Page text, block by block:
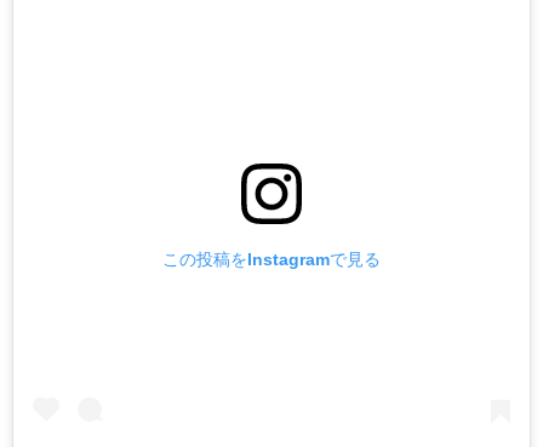
この投稿をInstagramで見る